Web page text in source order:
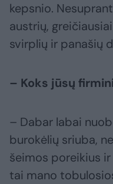
kepsnio.
austrių,
svirplių ir panašių
– Koks jūsų
– Dabar labai
burokėlių sriuba,
šeimos poreikius
tai mano